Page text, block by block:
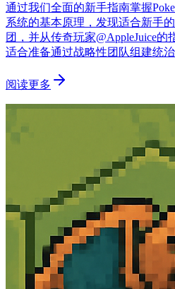
通过我们全面的新手指南掌握
系统的基本原理，发现适合新手
团，并从传奇玩家@AppleJuice
适合准备通过战略性团队组建统治
阅读更多